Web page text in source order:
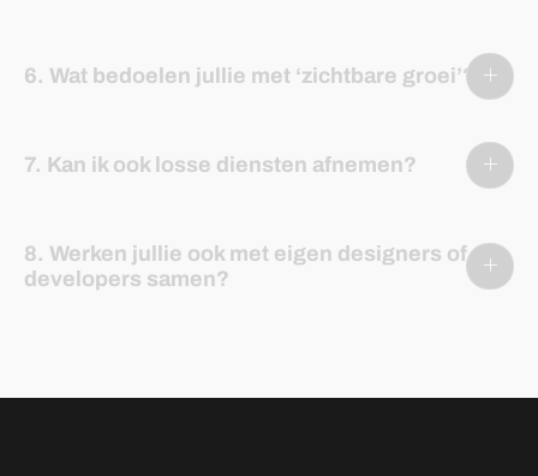
6. Wat bedoelen jullie met ‘zichtbare groei’?
7. Kan ik ook losse diensten afnemen?
8. Werken jullie ook met eigen designers of
developers samen?